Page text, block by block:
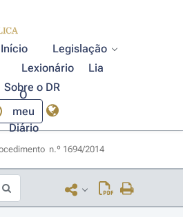
Início
Legislação
Lexionário
Lia
Sobre o DR
O
meu
Diário
n.º 1694/2014